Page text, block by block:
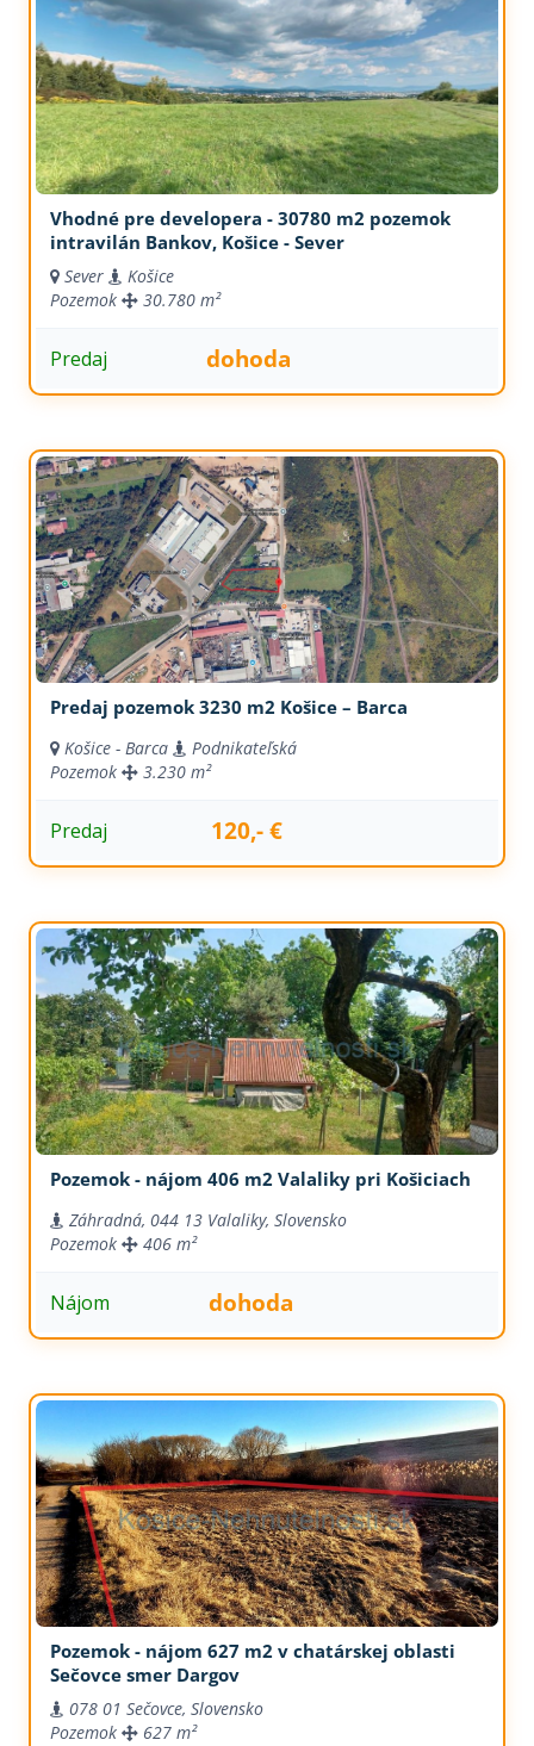
Vhodné pre developera - 30780 m2 pozemok
intravilán Bankov, Košice - Sever
Sever
Košice
Pozemok
30.780 m²
Predaj dohoda
Predaj pozemok 3230 m2 Košice – Barca
Košice - Barca
Podnikateľská
Pozemok
3.230 m²
Predaj 120,- €
Pozemok - nájom 406 m2 Valaliky pri Košiciach
Záhradná, 044 13 Valaliky, Slovensko
Pozemok
406 m²
Nájom dohoda
Pozemok - nájom 627 m2 v chatárskej oblasti
Sečovce smer Dargov
078 01 Sečovce, Slovensko
Pozemok
627 m²